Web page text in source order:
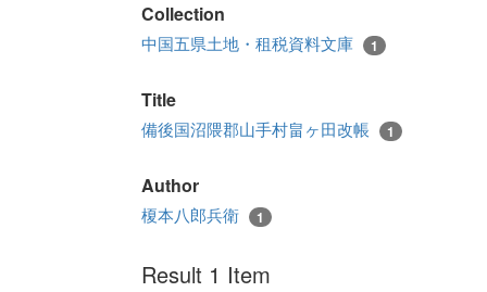
Collection
中国五県土地・租税資料文庫 1
Title
備後国沼隈郡山手村畠ヶ田改帳 1
Author
榎本八郎兵衛 1
Result 1 Item